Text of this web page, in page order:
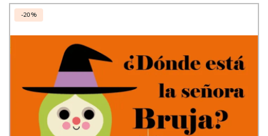
-20%